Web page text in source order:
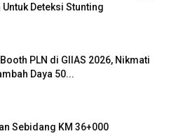
Untuk Deteksi Stunting
PLN di GIIAS 2026, Nikmati
Daya 50...
Sebidang KM 36+000